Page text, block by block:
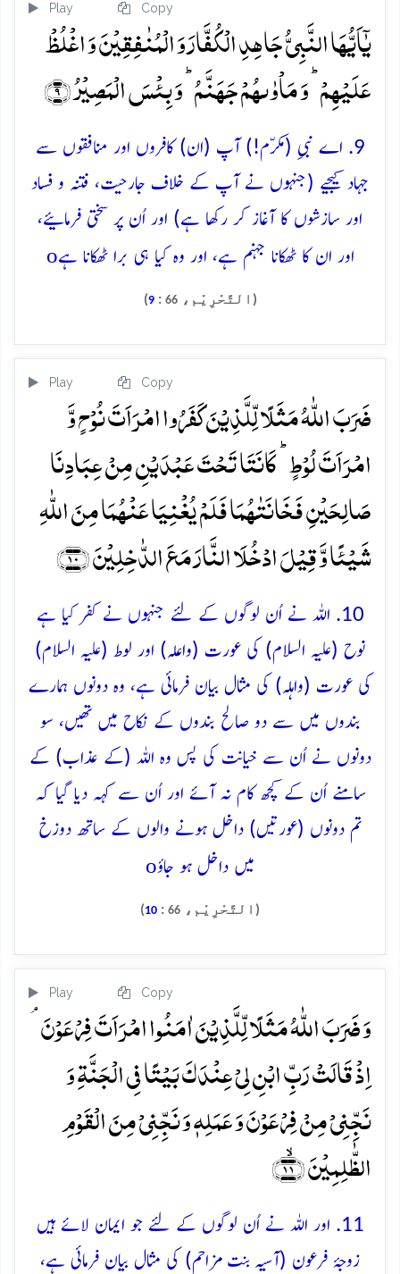
Play Copy
یٰۤاَیُّہَا النَّبِیُّ جَاہِدِ الۡکُفَّارَ وَ الۡمُنٰفِقِیۡنَ وَ اغۡلُظۡ
عَلَیۡہِمۡ ؕ وَ مَاۡوٰىہُمۡ جَہَنَّمُ ؕ وَ بِئۡسَ الۡمَصِیۡرُ ﴿۹﴾
9. اے نبیِ (مکرّم!) آپ (ان) کافروں اور منافقوں سے
جہاد کیجیے (جنہوں نے آپ کے خلاف جارحیت، فتنہ و فساد
اور سازشوں کا آغاز کر رکھا ہے) اور اُن پر سختی فرمائیے،
اور ان کا ٹھکانا جہنم ہے، اور وہ کیا ہی برا ٹھکانا ہےo
(التَّحْرِيْم،66
:
9
)
Play Copy
ضَرَبَ اللّٰہُ مَثَلًا لِّلَّذِیۡنَ کَفَرُوا امۡرَاَتَ نُوۡحٍ وَّ
امۡرَاَتَ لُوۡطٍ ؕ کَانَتَا تَحۡتَ عَبۡدَیۡنِ مِنۡ عِبَادِنَا
صَالِحَیۡنِ فَخَانَتٰہُمَا فَلَمۡ یُغۡنِیَا عَنۡہُمَا مِنَ اللّٰہِ
شَیۡئًا وَّ قِیۡلَ ادۡخُلَا النَّارَ مَعَ الدّٰخِلِیۡنَ ﴿۱۰﴾
10. اللہ نے اُن لوگوں کے لئے جنہوں نے کفر کیا ہے
نوح (علیہ السلام) کی عورت (واعلہ) اور لوط (علیہ السلام)
کی عورت (واہلہ) کی مثال بیان فرمائی ہے، وہ دونوں ہمارے
بندوں میں سے دو صالح بندوں کے نکاح میں تھیں، سو
دونوں نے اُن سے خیانت کی پس وہ اللہ (کے عذاب) کے
سامنے اُن کے کچھ کام نہ آئے اور اُن سے کہہ دیا گیا کہ
تم دونوں (عورتیں) داخل ہونے والوں کے ساتھ دوزخ
میں داخل ہو جاؤo
(التَّحْرِيْم، 66
:
10
)
Play Copy
وَ ضَرَبَ اللّٰہُ مَثَلًا لِّلَّذِیۡنَ اٰمَنُوا امۡرَاَتَ فِرۡعَوۡنَ ۘ
اِذۡ قَالَتۡ رَبِّ ابۡنِ لِیۡ عِنۡدَکَ بَیۡتًا فِی الۡجَنَّۃِ وَ
نَجِّنِیۡ مِنۡ فِرۡعَوۡنَ وَ عَمَلِہٖ وَ نَجِّنِیۡ مِنَ الۡقَوۡمِ
الظّٰلِمِیۡنَ ﴿ۙ۱۱﴾
11. اور اللہ نے اُن لوگوں کے لئے جو ایمان لائے ہیں
زوجۂ فرعون (آسیہ بنت مزاحم) کی مثال بیان فرمائی ہے،